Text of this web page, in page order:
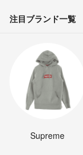
注目ブランド一覧
Supreme